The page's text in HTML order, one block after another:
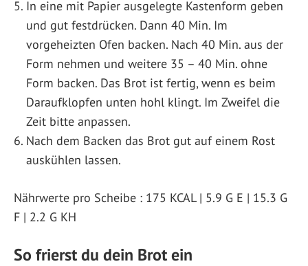
In eine mit Papier ausgelegte Kastenform geben
und gut festdrücken. Dann 40 Min. Im
vorgeheizten Ofen backen. Nach 40 Min. aus der
Form nehmen und weitere 35 – 40 Min. ohne
Form backen. Das Brot ist fertig, wenn es beim
Daraufklopfen unten hohl klingt. Im Zweifel die
Zeit bitte anpassen.
Nach dem Backen das Brot gut auf einem Rost
auskühlen lassen.
Nährwerte pro Scheibe : 175 KCAL | 5.9 G E | 15.3 G
F | 2.2 G KH
So frierst du dein Brot ein